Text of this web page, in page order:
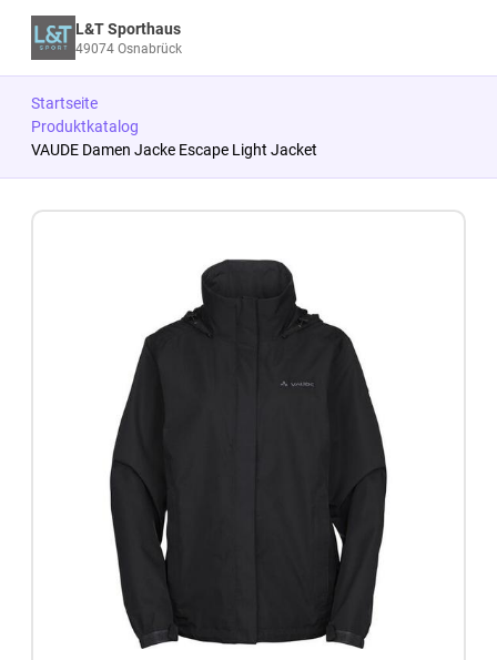
L&T Sporthaus
49074 Osnabrück
Startseite
Produktkatalog
VAUDE Damen Jacke Escape Light Jacket